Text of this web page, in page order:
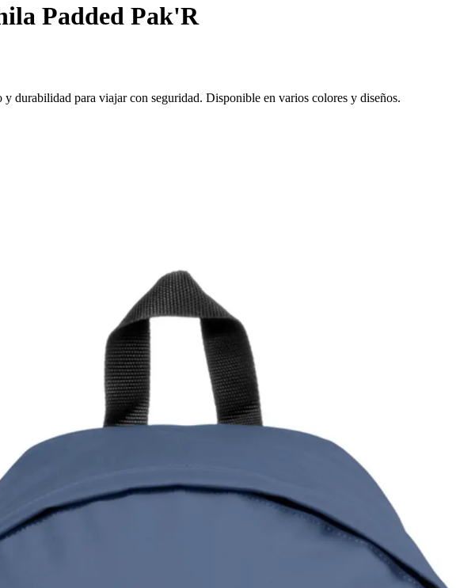
Padded Pak'R
durabilidad para viajar con seguridad. Disponible en varios colores y diseños.